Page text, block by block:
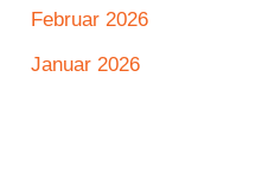
Februar 2026
Januar 2026